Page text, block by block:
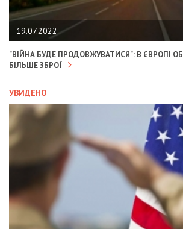
19.07.2022
"ВІЙНА БУДЕ ПРОДОВЖУВАТИСЯ": В ЄВРОПІ
БІЛЬШЕ ЗБРОЇ
УВИДЕНО